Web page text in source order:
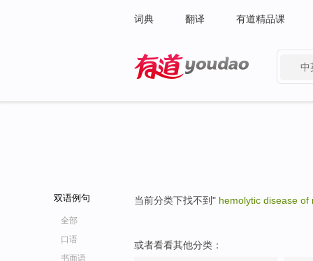
词典 翻译 有道精品课
中
双语例句
全部
口语
书面语
当前分类下找不到" hemolytic disease of
或者看看其他分类：